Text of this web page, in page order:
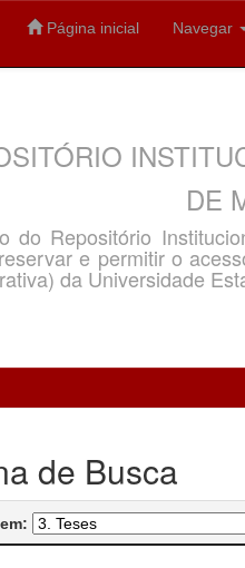
Página inicial Navegar
DE
do Repositório
e permitir o
da Universidade
de Busca